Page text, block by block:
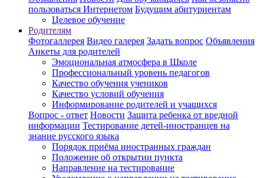
пользоваться Интернетом Будущим абитуриентам
Целевое обучение
Родителям
Фотогаллерея Видео галерея Задать вопрос Объявления
Анкеты для родителей
Эмоциональная атмосфера в Школе
Профессиональный уровень педагогов
Качество обучения учеников
Качество условий обучения
Информирование родителей и учащихся
Вопрос - ответ Новости Защита ребенка от вредной
информации Тестирование детей-иностранцев на
знание русского языка
Порядок приёма иностранных граждан
Положение об открытии пункта
Направление на тестирование